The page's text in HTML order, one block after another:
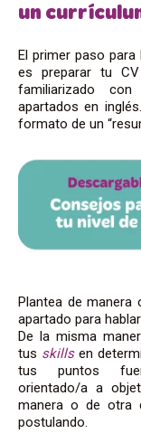
un
El primer paso
es preparar tu
familiarizado
apartados en
formato de un
Plantea de manera
apartado para
De la misma
tus skills en
tus puntos
orientado/a a
manera o de otra
postulando.